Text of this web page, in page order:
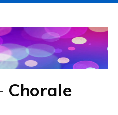
Chorale